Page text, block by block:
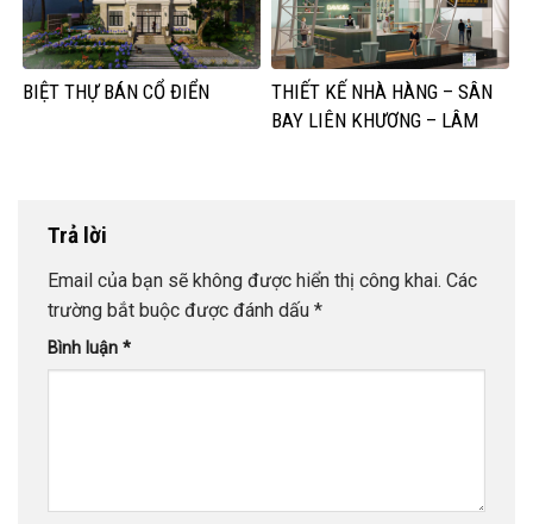
BIỆT THỰ BÁN CỔ ĐIỂN
THIẾT KẾ NHÀ HÀNG – SÂN
BAY LIÊN KHƯƠNG – LÂM
Trả lời
Email của bạn sẽ không được hiển thị công khai. Các
trường bắt buộc được đánh dấu *
Bình luận *